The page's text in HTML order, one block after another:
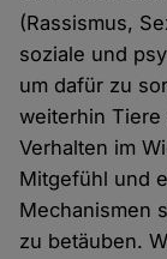
(Rassismus,
soziale und
um dafür zu
weiterhin
Verhalten im
Mitgefühl und
Mechanismen
zu betäuben.